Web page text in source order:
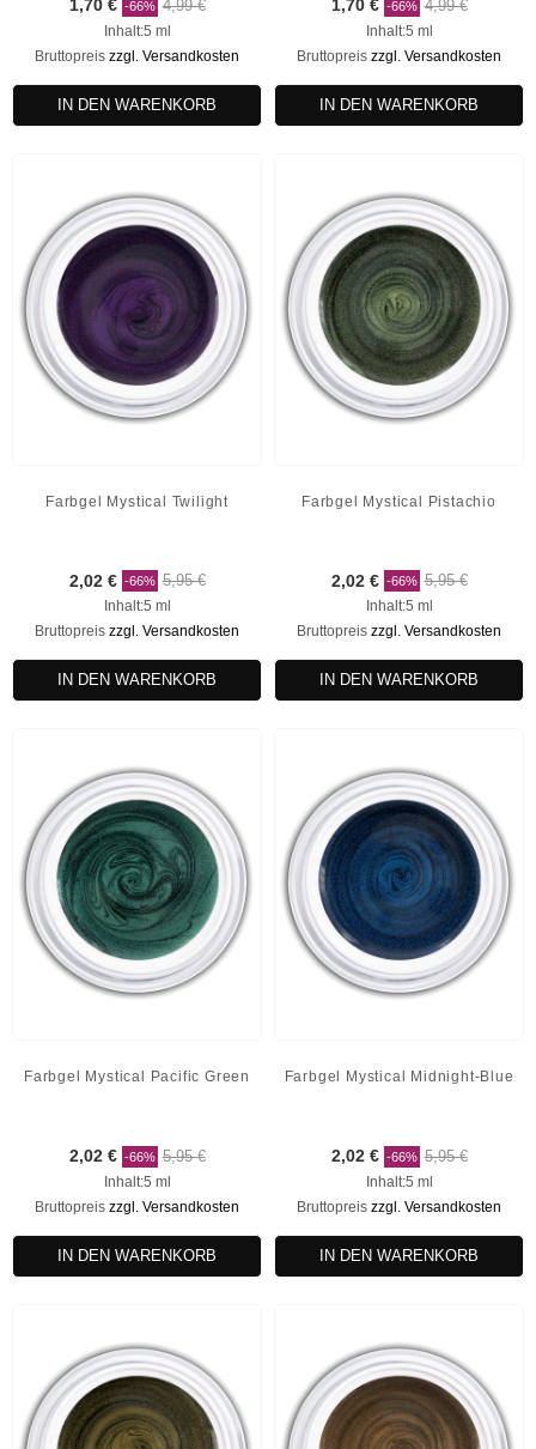
1,70 € -66% 4,99 €
Inhalt:5 ml
Bruttopreis zzgl. Versandkosten
IN DEN WARENKORB
1,70 € -66% 4,99 €
Inhalt:5 ml
Bruttopreis zzgl. Versandkosten
IN DEN WARENKORB
Farbgel Mystical Twilight
2,02 € -66% 5,95 €
Inhalt:5 ml
Bruttopreis zzgl. Versandkosten
IN DEN WARENKORB
Farbgel Mystical Pistachio
2,02 € -66% 5,95 €
Inhalt:5 ml
Bruttopreis zzgl. Versandkosten
IN DEN WARENKORB
Farbgel Mystical Pacific Green
2,02 € -66% 5,95 €
Inhalt:5 ml
Bruttopreis zzgl. Versandkosten
IN DEN WARENKORB
Farbgel Mystical Midnight-Blue
2,02 € -66% 5,95 €
Inhalt:5 ml
Bruttopreis zzgl. Versandkosten
IN DEN WARENKORB